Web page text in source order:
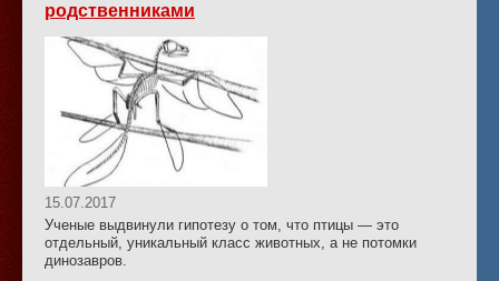
родственниками
15.07.2017
Ученые выдвинули гипотезу о том, что птицы — это
отдельный, уникальный класс животных, а не потомки
динозавров.